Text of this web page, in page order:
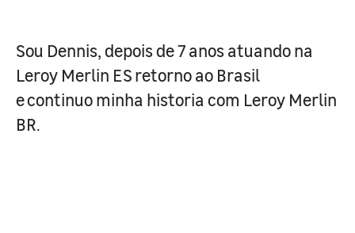
Sou Dennis, depois de 7 anos atuando na
Leroy Merlin ES retorno ao Brasil
e continuo minha historia com Leroy Merlin
BR.